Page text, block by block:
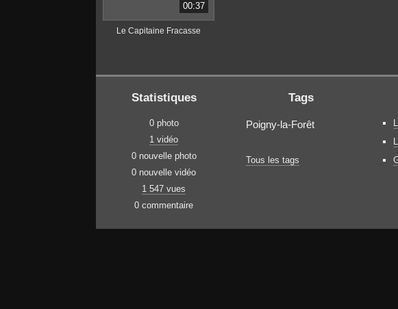
00:37
Le Capitaine Fracasse
Statistiques
0 photo
1 vidéo
0 nouvelle photo
0 nouvelle vidéo
1 547 vues
0 commentaire
Tags
Poigny-la-Forêt
Tous les tags